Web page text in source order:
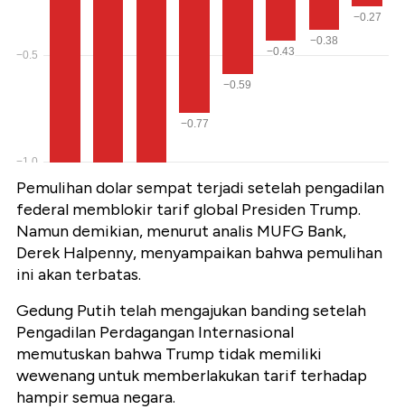
Pemulihan dolar sempat terjadi setelah pengadilan
federal memblokir tarif global Presiden Trump.
Namun demikian, menurut analis MUFG Bank,
Derek Halpenny, menyampaikan bahwa pemulihan
ini akan terbatas.
Gedung Putih telah mengajukan banding setelah
Pengadilan Perdagangan Internasional
memutuskan bahwa Trump tidak memiliki
wewenang untuk memberlakukan tarif terhadap
hampir semua negara.